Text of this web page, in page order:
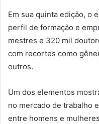
Em sua quinta edição, o
perfil de formação e
mestres e 320 mil
com recortes como
outros.
Um dos elementos
no mercado de trabalho
entre homens e